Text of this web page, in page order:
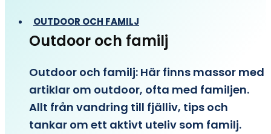
OUTDOOR OCH FAMILJ
Outdoor och familj
Outdoor och familj: Här finns massor med
artiklar om outdoor, ofta med familjen.
Allt från vandring till fjälliv, tips och
tankar om ett aktivt uteliv som familj.